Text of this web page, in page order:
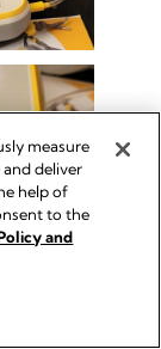
measure
deliver
help of
to the
and